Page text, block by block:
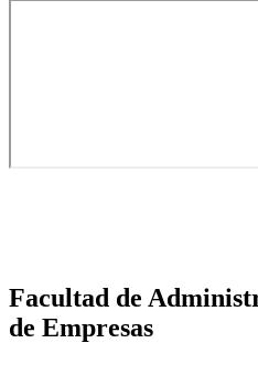
Facultad de
de Empresas